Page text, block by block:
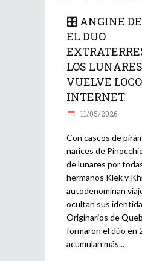
🎛️ ANGINE
EL DUO
LOS
VUELVE
INTERNET
11/05/2026
Con cascos de
narices de
de lunares por
hermanos Klek y
autodenominan
ocultan sus
Originarios de
formaron el dúo en
acumulan más